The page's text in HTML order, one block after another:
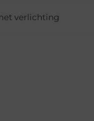
verlichting